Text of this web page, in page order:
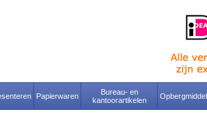
Papierwaren
Bureau- en
kantoorartikelen